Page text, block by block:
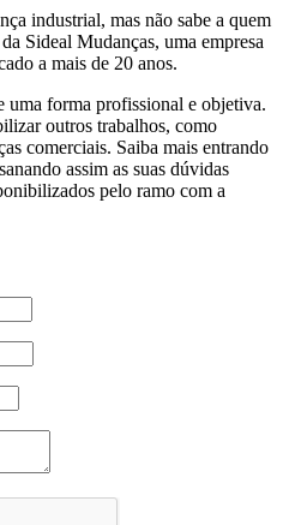
industrial, mas não sabe a quem
Sideal Mudanças, uma empresa
a mais de 20 anos.
uma forma profissional e objetiva.
outros trabalhos, como
comerciais. Saiba mais entrando
assim as suas dúvidas
pelo ramo com a